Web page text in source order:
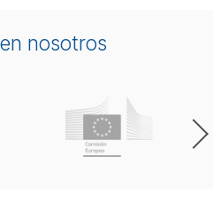
nosotros